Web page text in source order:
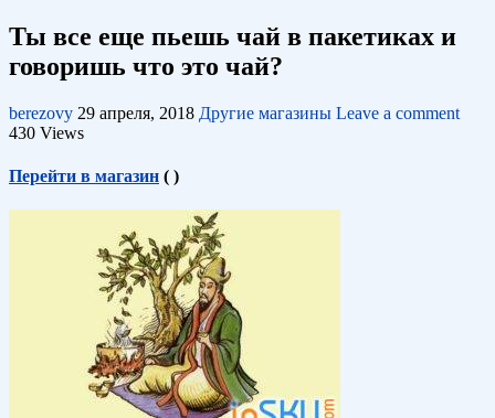
Ты все еще пьешь чай в пакетиках и
говоришь что это чай?
berezovy 29 апреля, 2018 Другие магазины Leave a comment
430 Views
Перейти в магазин ( )